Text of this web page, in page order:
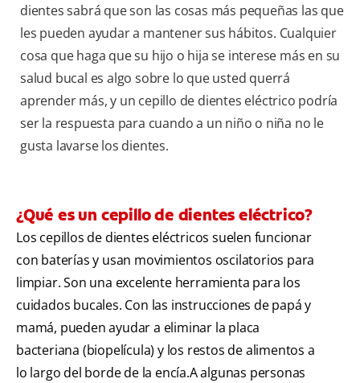
dientes sabrá que son las cosas más pequeñas las que
les pueden ayudar a mantener sus hábitos. Cualquier
cosa que haga que su hijo o hija se interese más en su
salud bucal es algo sobre lo que usted querrá
aprender más, y un cepillo de dientes eléctrico podría
ser la respuesta para cuando a un niño o niña no le
gusta lavarse los dientes.
¿Qué es un cepillo de dientes eléctrico?
Los cepillos de dientes eléctricos suelen funcionar
con baterías y usan movimientos oscilatorios para
limpiar. Son una excelente herramienta para los
cuidados bucales. Con las instrucciones de papá y
mamá, pueden ayudar a eliminar la placa
bacteriana (biopelícula) y los restos de alimentos a
lo largo del borde de la encía.A algunas personas